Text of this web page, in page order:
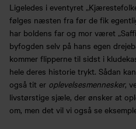
Ligeledes i eventyret
følges næsten fra før de fik
har boldens far og mor været
byfogden selv på hans egen
kommer flipperne til sidst i
hele deres historie trykt. Sådan
også tit er oplevelsesmennesker,
livstørstige sjæle, der ønsker at
om, men det vil vi også se